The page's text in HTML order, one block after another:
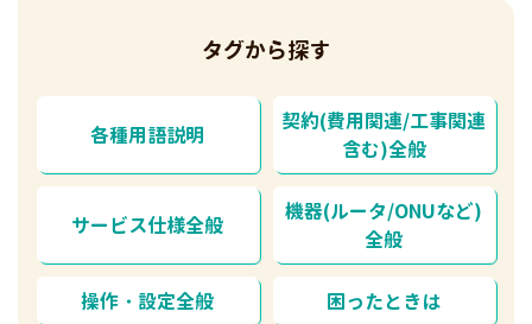
タグから探す
各種用語説明
契約(費用関連/工事関連
含む)全般
サービス仕様全般
機器(ルータ/ONUなど)
全般
操作・設定全般 困ったときは